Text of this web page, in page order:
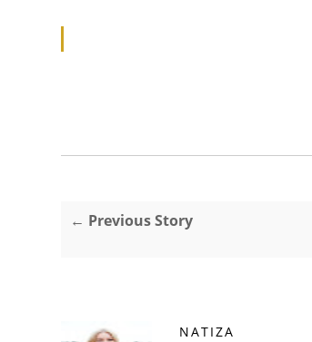
← Previous Story
NATIZA